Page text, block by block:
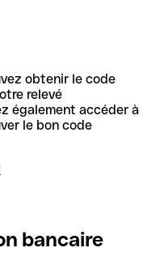
obtenir le code
relevé
également accéder à
le bon code
bancaire